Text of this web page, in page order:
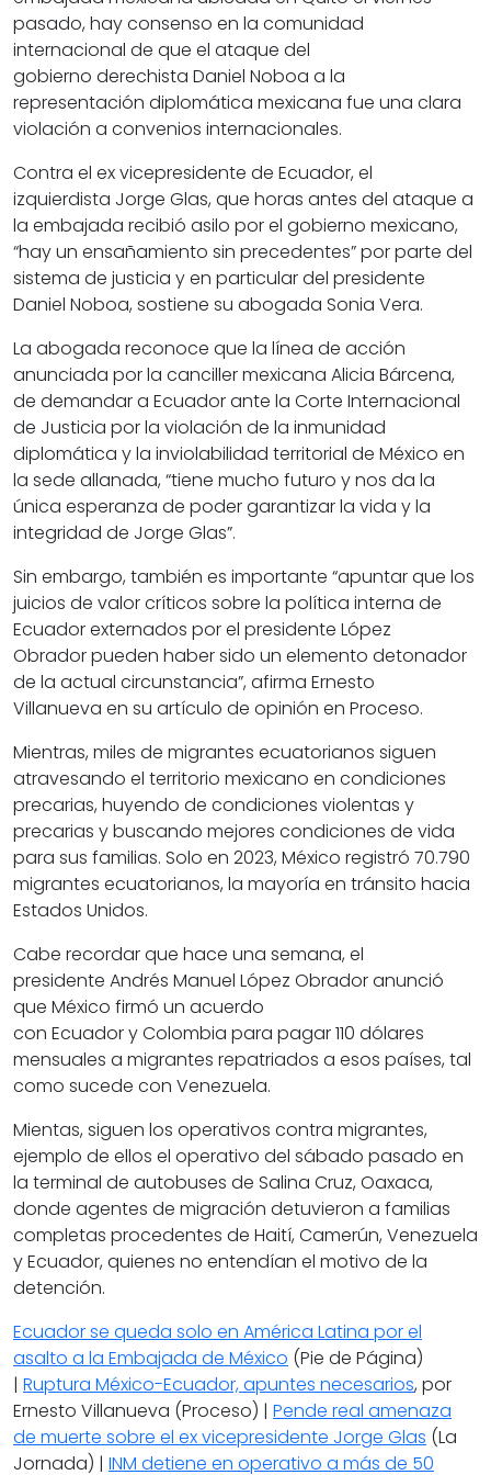
pasado, hay consenso en la comunidad
internacional de que el ataque del
gobierno derechista Daniel Noboa a la
representación diplomática mexicana fue una clara
violación a convenios internacionales.
Contra el ex vicepresidente de Ecuador, el
izquierdista Jorge Glas, que horas antes del ataque a
la embajada recibió asilo por el gobierno mexicano,
“hay un ensañamiento sin precedentes” por parte del
sistema de justicia y en particular del presidente
Daniel Noboa, sostiene su abogada Sonia Vera.
La abogada reconoce que la línea de acción
anunciada por la canciller mexicana Alicia Bárcena,
de demandar a Ecuador ante la Corte Internacional
de Justicia por la violación de la inmunidad
diplomática y la inviolabilidad territorial de México en
la sede allanada, “tiene mucho futuro y nos da la
única esperanza de poder garantizar la vida y la
integridad de Jorge Glas”.
Sin embargo, también es importante “apuntar que los
juicios de valorcríticos sobre la política interna de
Ecuador externados por el presidente López
Obradorpueden haber sido un elemento detonador
de la actual circunstancia”, afirma Ernesto
Villanueva en su artículo de opinión en Proceso.
Mientras, miles de migrantes ecuatorianos siguen
atravesando el territorio mexicano en condiciones
precarias, huyendo de condiciones violentas y
precarias y buscando mejores condiciones de vida
para sus familias. Solo en 2023, México registró 70.790
migrantes ecuatorianos, la mayoría en tránsito hacia
Estados Unidos.
Cabe recordar que hace una semana, el
presidente Andrés Manuel López Obradoranunció
que México firmó un acuerdo
con EcuadoryColombia para pagar110 dólares
mensuales a migrantes repatriados a esos países, tal
como sucede con Venezuela.
Mientas, siguen los operativos contra migrantes,
ejemplo de ellos el operativo del sábado pasado en
la terminal de autobuses de Salina Cruz, Oaxaca,
donde agentes de migración detuvieron a familias
completas procedentes de Haití, Camerún, Venezuela
y Ecuador, quienes no entendían el motivo de la
detención.
Ecuador se queda solo en América Latina por el
asalto a la Embajada de México (Pie de Página)
| Ruptura México-Ecuador, apuntes necesarios, por
Ernesto Villanueva (Proceso) | Pende real amenaza
de muerte sobre el ex vicepresidente Jorge Glas (La
Jornada) | INM detiene en operativo a más de 50